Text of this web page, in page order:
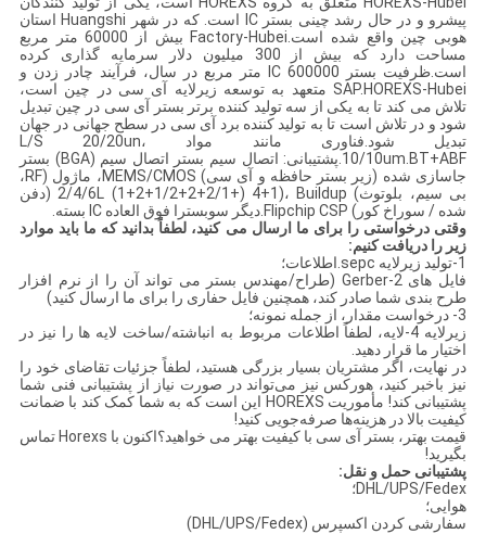
پیشرو و در حال رشد چینی بستر IC است. که در شهر Huangshi استان
هوبی چین واقع شده است.Factory-Hubei بیش از 60000 متر مربع
مساحت دارد که بیش از 300 میلیون دلار سرمایه گذاری کرده
است.ظرفیت بستر IC 600000 متر مربع در سال، فرآیند چادر زدن و
SAP.HOREXS-Hubei متعهد به توسعه زیرلایه آی سی در چین است،
تلاش می کند تا به یکی از سه تولید کننده برتر بستر آی سی در چین تبدیل
شود و در تلاش است تا به تولید کننده برد آی سی در سطح جهانی در جهان
تبدیل شود.فناوری مانند مواد L/S 20/20un،
10/10um.BT+ABF.پشتیبانی: اتصال سیم بستر اتصال سیم (BGA) بستر
جاسازی شده (زیر بستر حافظه و آی سی) MEMS/CMOS، ماژول (RF،
بی سیم، بلوتوث) 2/4/6L (1+2+1/2+2+2/1+) 4+1)، Buildup (دفن
شده / سوراخ کور) Flipchip CSP.دیگر سوبسترا فوق العاده IC بسته.
وقتی درخواستی را برای ما ارسال می کنید، لطفاً بدانید که ما باید موارد
زیر را دریافت کنیم:
1-تولید زیرلایه sepc.اطلاعات؛
فایل های 2-Gerber (طراح/مهندس بستر می تواند آن را از نرم افزار
طرح بندی شما صادر کند، همچنین فایل حفاری را برای ما ارسال کنید)
3- درخواست مقدار، از جمله نمونه؛
زیرلایه 4-لایه، لطفاً اطلاعات مربوط به انباشته/ساخت لایه ها را نیز در
اختیار ما قرار دهید.
در نهایت، اگر مشتریان بسیار بزرگی هستید، لطفاً جزئیات تقاضای خود را
نیز باخبر کنید، هورکس نیز می‌تواند در صورت نیاز از پشتیبانی فنی شما
پشتیبانی کند! مأموریت HOREXS این است که به شما کمک کند با ضمانت
کیفیت بالا در هزینه‌ها صرفه‌جویی کنید!
قیمت بهتر، بستر آی سی با کیفیت بهتر می خواهید؟اکنون با Horexs تماس
بگیرید!
پشتیبانی حمل و نقل:
DHL/UPS/Fedex؛
هوایی؛
سفارشی کردن اکسپرس (DHL/UPS/Fedex)